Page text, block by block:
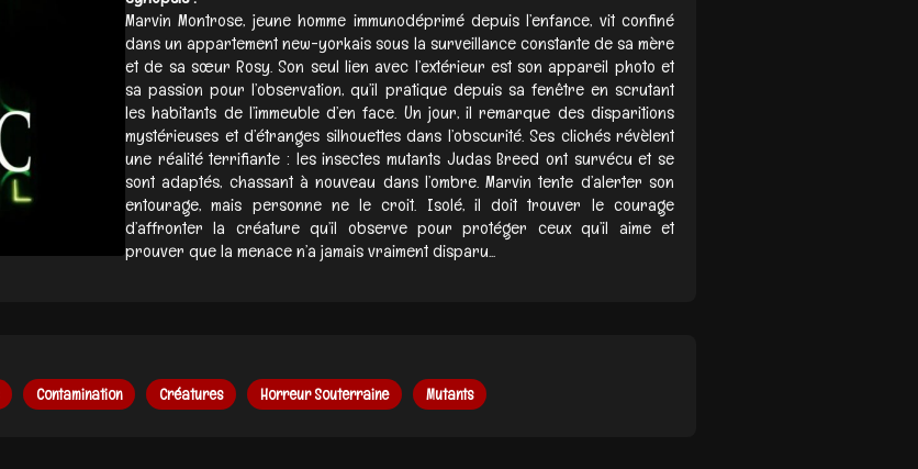
Marvin Montrose, jeune homme immunodéprimé depuis l’enfance, vit confiné
dans un appartement new-yorkais sous la surveillance constante de sa mère
et de sa sœur Rosy. Son seul lien avec l’extérieur est son appareil photo et
sa passion pour l’observation, qu’il pratique depuis sa fenêtre en scrutant
les habitants de l’immeuble d’en face. Un jour, il remarque des disparitions
mystérieuses et d’étranges silhouettes dans l’obscurité. Ses clichés révèlent
une réalité terrifiante : les insectes mutants Judas Breed ont survécu et se
sont adaptés, chassant à nouveau dans l’ombre. Marvin tente d’alerter son
entourage, mais personne ne le croit. Isolé, il doit trouver le courage
d’affronter la créature qu’il observe pour protéger ceux qu’il aime et
prouver que la menace n’a jamais vraiment disparu...
Contamination Créatures Horreur Souterraine Mutants